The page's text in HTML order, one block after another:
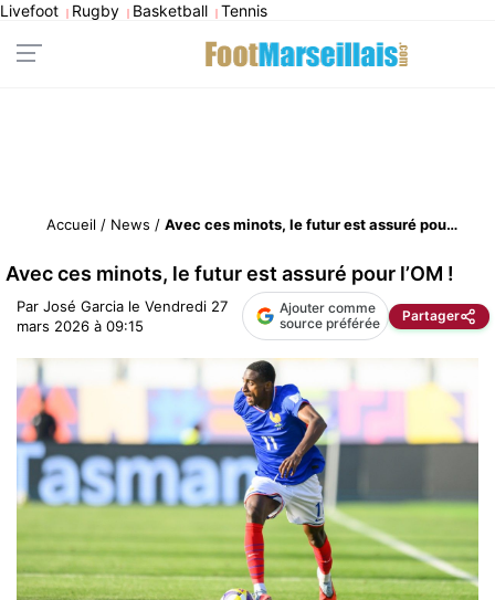
Livefoot | Rugby | Basketball | Tennis
Accueil / News / Avec ces minots, le futur est assuré pour l’OM !
Avec ces minots, le futur est assuré pour l’OM !
Par José Garcia le Vendredi 27
mars 2026 à 09:15
Ajouter comme
source préférée
Partager